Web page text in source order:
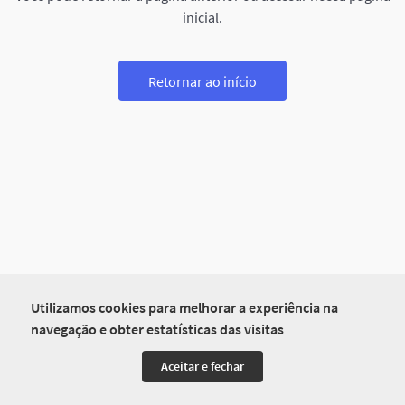
Utilizamos cookies para melhorar a experiência na
navegação e obter estatísticas das visitas
Aceitar e fechar
inicial.
Retornar ao início